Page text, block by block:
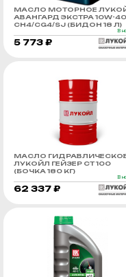
МАСЛО МОТОРНОЕ
АВАНГАРД ЭКСТРА 10W-40
CH4/CG4/SJ (БИДОН 18 Л)
В
5 773 ₽
МАСЛО
ЛУКОЙЛ ГЕЙЗЕР СТ 100
(БОЧКА 180 КГ)
В
62 337 ₽